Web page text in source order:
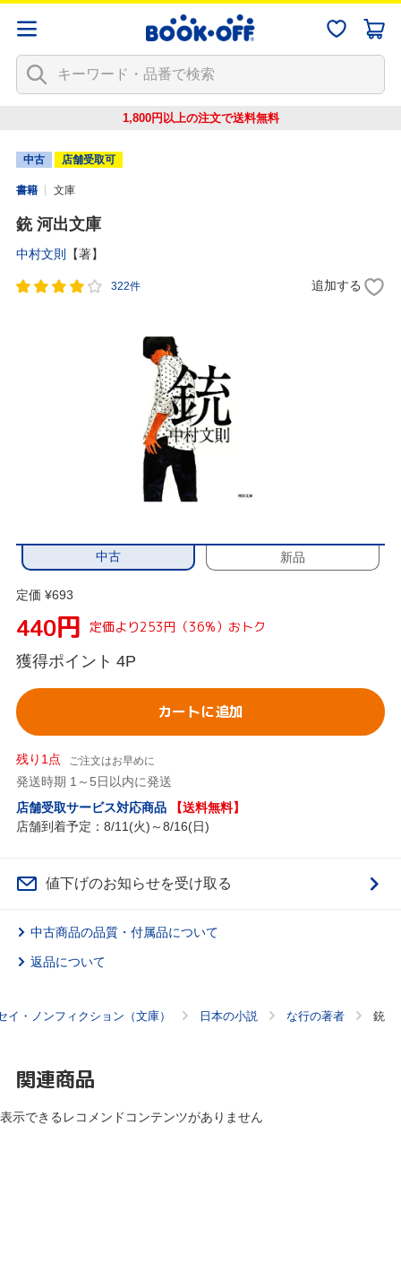
1,800円以上の注文で送料無料
中古 店舗受取可
書籍 文庫
銃 河出文庫
中村文則 【著】
322件 追加する
中古 新品
定価 ¥693
440円 定価より253円（36%）おトク
獲得ポイント 4P
カートに追加
残り1点 ご注文はお早めに
発送時期 1～5日以内に発送
店舗受取サービス対応商品
【送料無料】
店舗到着予定：8/11(火)～8/16(日)
値下げのお知らせを受け取る
中古商品の品質・付属品について
返品について
イ・ノンフィクション（文庫） 日本の小説 な行の著者 銃
関連商品
表示できるレコメンドコンテンツがありません